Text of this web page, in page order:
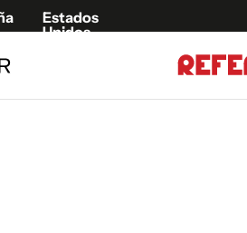
Estados
Unidos